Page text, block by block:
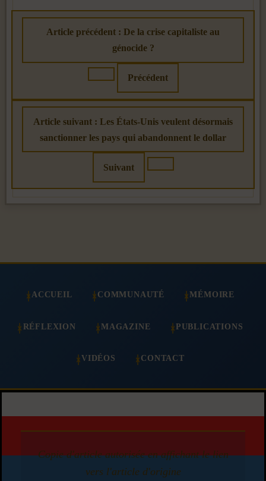
Article précédent : De la crise capitaliste au
génocide ?
Précédent
Article suivant : Les États-Unis veulent désormais
sanctionner les pays qui abandonnent le dollar
Suivant
ACCUEIL COMMUNAUTÉ MÉMOIRE
RÉFLEXION MAGAZINE PUBLICATIONS
VIDÉOS CONTACT
Copie d'article autorisée en affichant le lien
vers l'article d'origine